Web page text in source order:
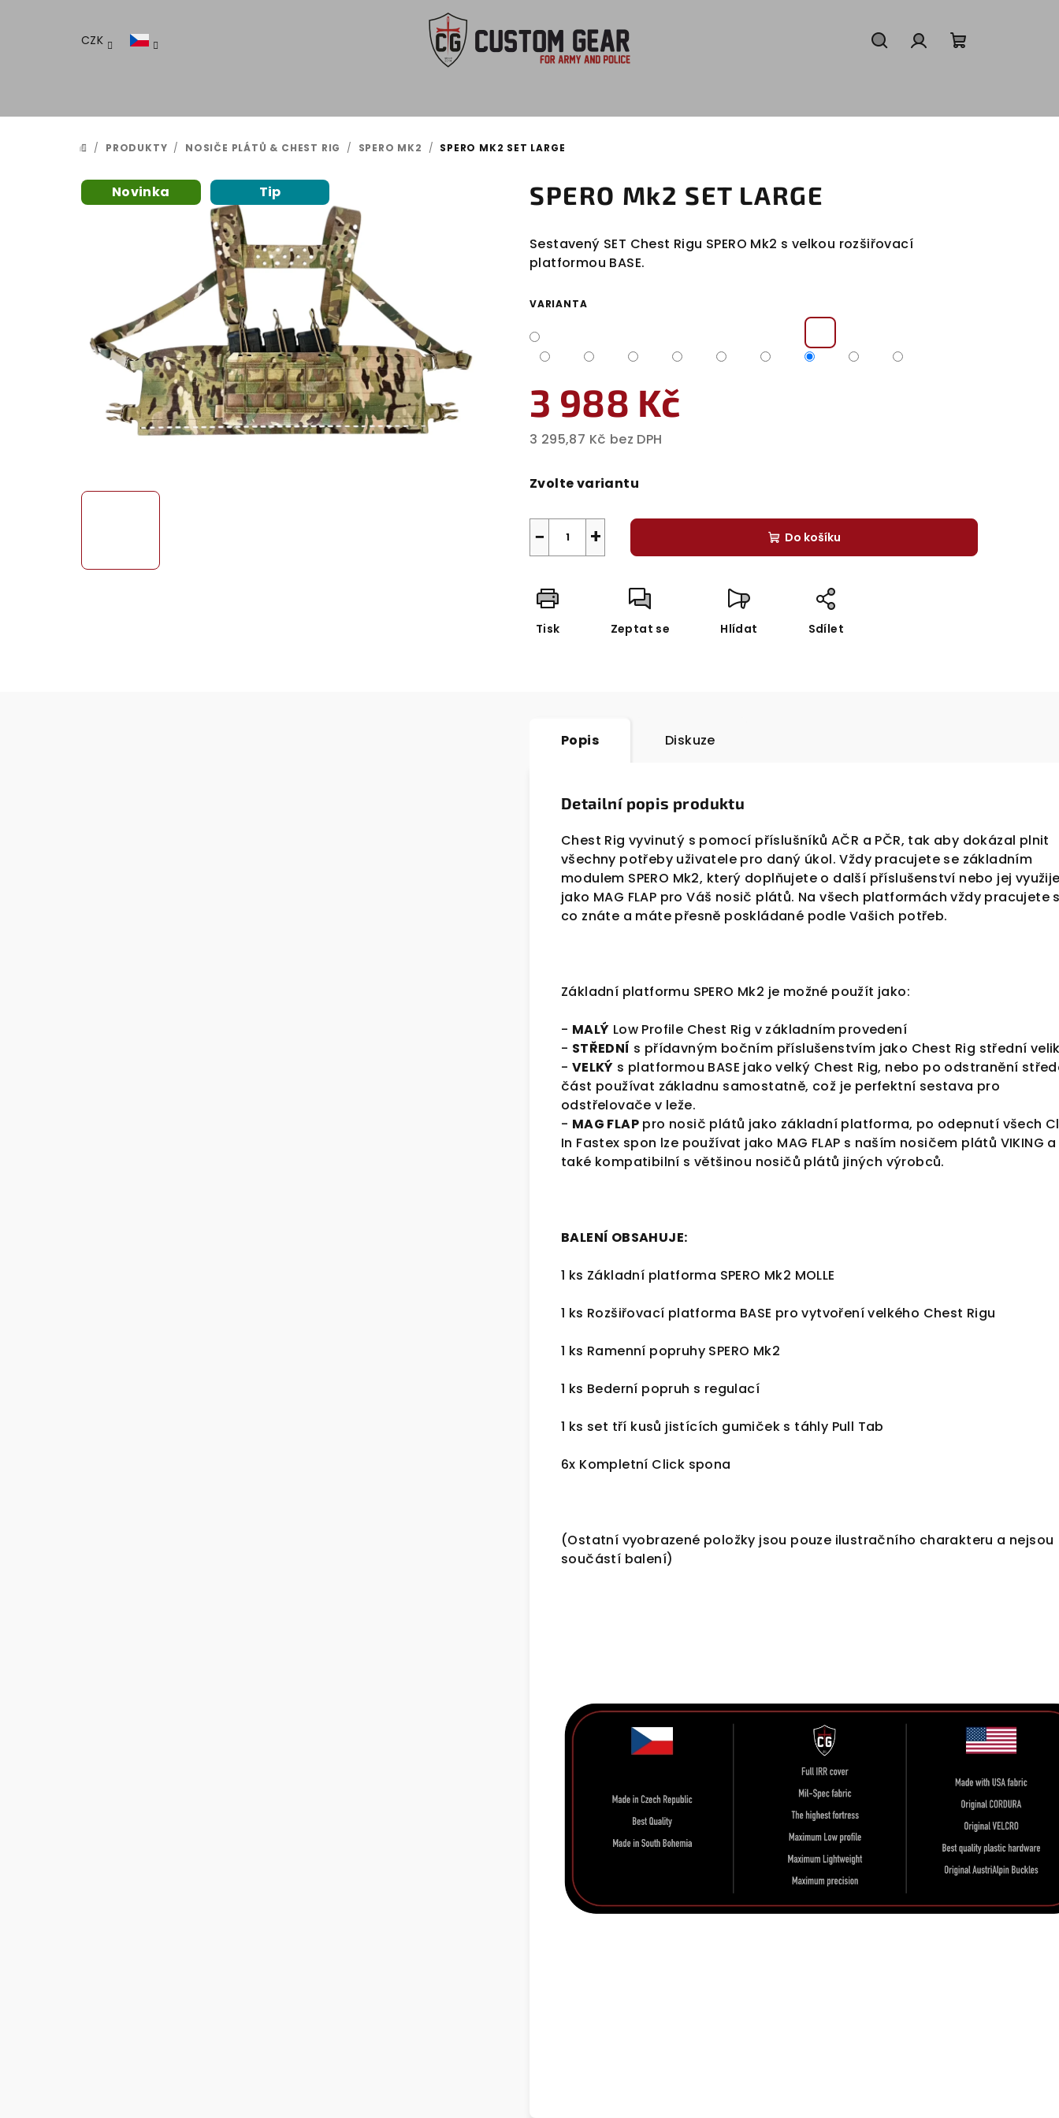
CZK
DOMŮ
/ PRODUKTY / NOSIČE PLÁTŮ & CHEST RIG / SPERO MK2 / SPERO MK2 SET LARGE
SPERO Mk2 SET LARGE
Sestavený SET Chest Rigu SPERO Mk2 s velkou rozšiřovací
platformou BASE.
VARIANTA
3 988 Kč
3 295,87 Kč bez DPH
cena:
Zvolte variantu
+
− Do košíku
Tisk Zeptat se Hlídat Sdílet
Novinka Tip
Popis Diskuze
Detailní popis produktu
Chest Rig vyvinutý s pomocí příslušníků AČR a PČR, tak aby dokázal plnit
všechny potřeby uživatele pro daný úkol. Vždy pracujete se základním
modulem SPERO Mk2, který doplňujete o další příslušenství nebo jej
jako MAG FLAP pro Váš nosič plátů. Na všech platformách vždy pracujete
co znáte a máte přesně poskládané podle Vašich potřeb.
Základní platformu SPERO Mk2 je možné použít jako:
- MALÝ Low Profile Chest Rig v základním provedení
- STŘEDNÍ s přídavným bočním příslušenstvím jako Chest Rig střední
- VELKÝ s platformou BASE jako velký Chest Rig, nebo po odstranění
část používat základnu samostatně, což je perfektní sestava pro
odstřelovače v leže.
- MAG FLAP pro nosič plátů jako základní platforma, po odepnutí všech
In Fastex spon lze používat jako MAG FLAP s naším nosičem plátů VIKING
také kompatibilní s většinou nosičů plátů jiných výrobců.
BALENÍ OBSAHUJE:
1 ks Základní platforma SPERO Mk2 MOLLE
1 ks Rozšiřovací platforma BASE pro vytvoření velkého Chest Rigu
1 ks Ramenní popruhy SPERO Mk2
1 ks Bederní popruh s regulací
1 ks set tří kusů jistících gumiček s táhly Pull Tab
6x Kompletní Click spona
(Ostatní vyobrazené položky jsou pouze ilustračního charakteru a nejsou
součástí balení)